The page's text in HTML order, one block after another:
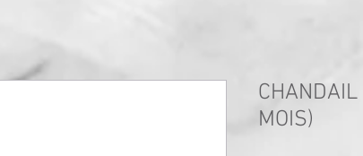
MOIS)